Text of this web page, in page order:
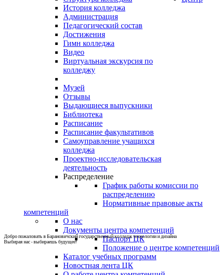
История колледжа
Администрация
Педагогический состав
Достижения
Гимн колледжа
Видео
Виртуальная экскурсия по
колледжу
Музей
Отзывы
Выдающиеся выпускники
Библиотека
Расписание
Расписание факультативов
Самоуправление учащихся
колледжа
Проектно-исследовательская
деятельность
Распределение
График работы комиссии по
распределению
Нормативные правовые акты
компетенций
О нас
Документы центра компетенций
Паспорт ЦК
Положение о центре компетенций
Каталог учебных программ
Новостная лента ЦК
Добро пожаловать в Барановичский государственный колледж технологии и дизайна
Выбирая нас - выбираешь будущее!